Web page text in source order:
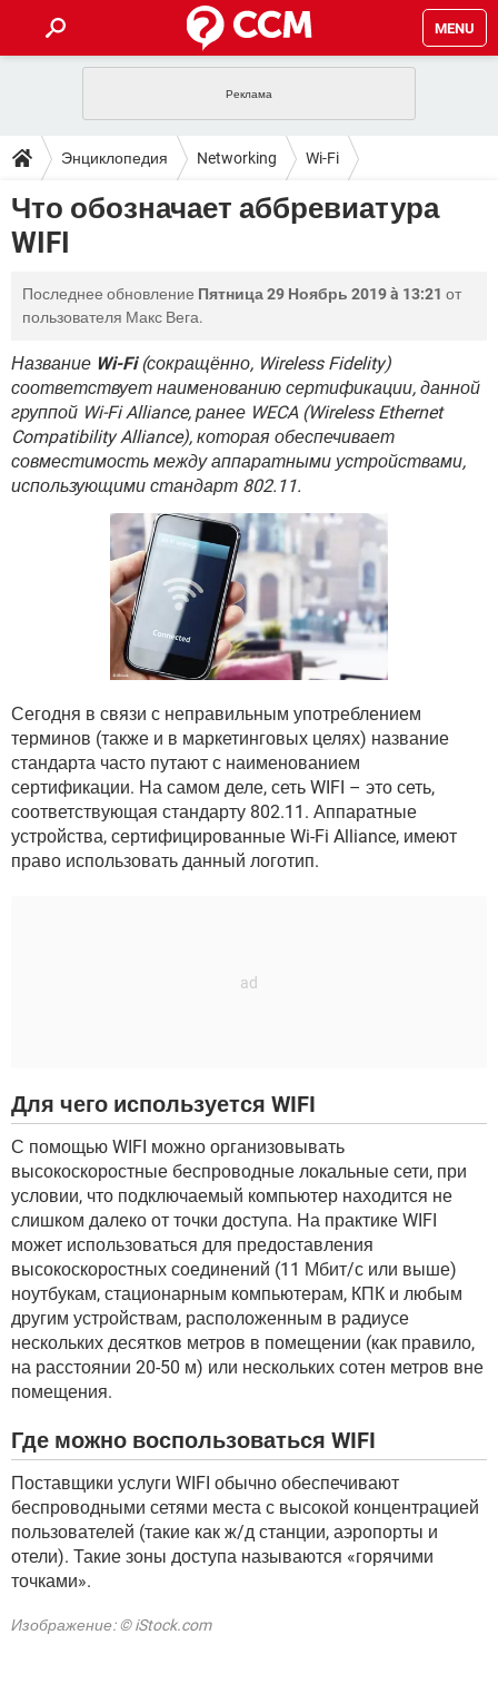
MENU
INSTAGRAM FACEBOOK
ИГРЫ WINDOWS 10
ВКОНТАКТЕ
ПОЛЕЗНЫЕ СОВЕТЫ
TIKTOK TELEGRAM
WHATSAPP INSTAGRAM
WINDOWS 10 ВКОНТАКТЕ
YANDEX
ЗАГРУЗКИ
TIKTOK
FACEBOOK
WINDOWS 10 ВКОНТАКТЕ
ВИДЕО GOOGLE
YANDEX
ФОРУМ
TIKTOK TELEGRAM
FACEBOOK ИГРЫ
WINDOWS 10 ВКОНТАКТЕ
ВИДЕО
YANDEX
ЭНЦИКЛОПЕДИЯ
TIKTOK TELEGRAM
WHATSAPP INSTAGRAM
FACEBOOK ИГРЫ
WINDOWS 10 ВКОНТАКТЕ
Энциклопедия Networking Wi-Fi
Что обозначает аббревиатура
WIFI
Последнее обновление Пятница 29 Ноябрь 2019 à 13:21 от
пользователя Макс Вега.
Название Wi-Fi(сокращённо, Wireless Fidelity)
соответствует наименованию сертификации, данной
группой Wi-Fi Alliance, ранее WECA (Wireless Ethernet
Compatibility Alliance), которая обеспечивает
совместимость между аппаратными устройствами,
использующими стандарт 802.11.
Сегодня в связи с неправильным употреблением
терминов (также и в маркетинговых целях) название
стандарта часто путают с наименованием
сертификации. На самом деле, сеть WIFI – это сеть,
соответствующая стандарту 802.11. Аппаратные
устройства, сертифицированные Wi-Fi Alliance, имеют
право использовать данный логотип.
Для чего используется WIFI
С помощью WIFI можно организовывать
высокоскоростные беспроводные локальные сети, при
условии, что подключаемый компьютер находится не
слишком далеко от точки доступа. На практике WIFI
может использоваться для предоставления
высокоскоростных соединений (11 Мбит/с или выше)
ноутбукам, стационарным компьютерам, КПК и любым
другим устройствам, расположенным в радиусе
нескольких десятков метров в помещении (как правило,
на расстоянии 20-50 м) или нескольких сотен метров вне
помещения.
Где можно воспользоваться WIFI
Поставщики услуги WIFI обычно обеспечивают
беспроводными сетями места с высокой концентрацией
пользователей (такие как ж/д станции, аэропорты и
отели). Такие зоны доступа называются «горячими
точками».
Изображение: © iStock.com